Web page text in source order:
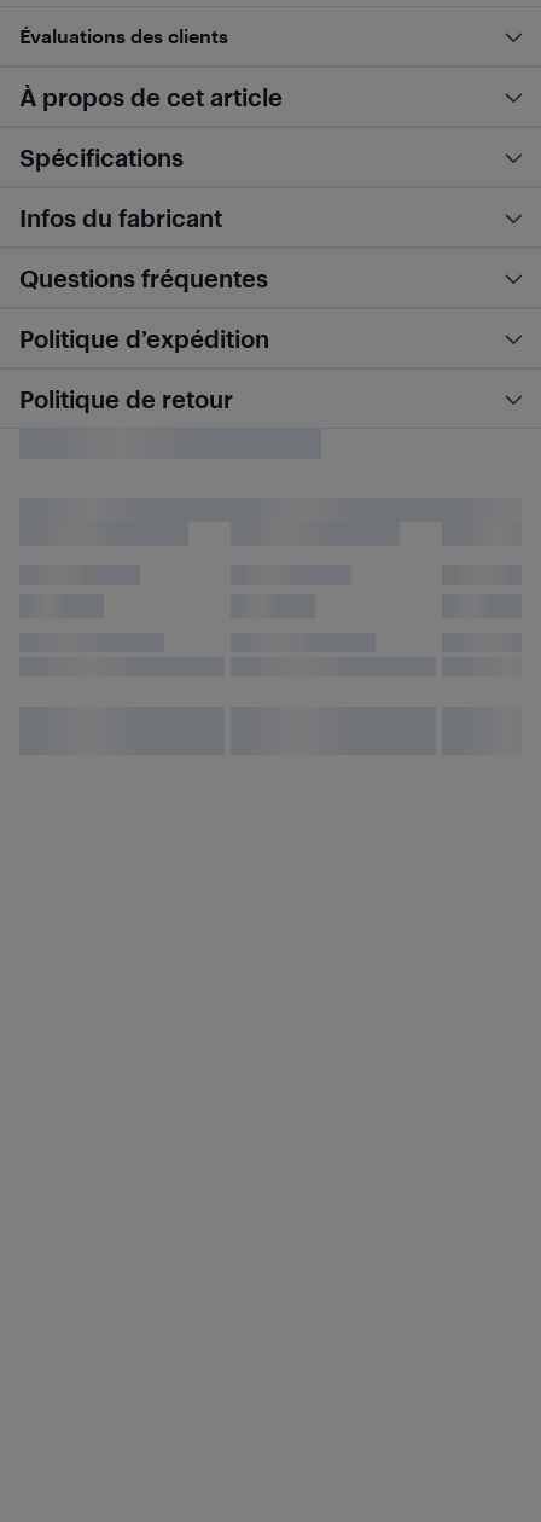
Évaluations des clients
À propos de cet article
Spécifications
Infos du fabricant
Questions fréquentes
Politique d’expédition
Politique de retour